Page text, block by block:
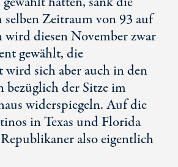
Zeitraum von 93 auf
diesen November zwar
gewählt, die
sich aber auch in den
bezüglich der Sitze im
widerspiegeln. Auf die
in Texas und Florida
also eigentlich